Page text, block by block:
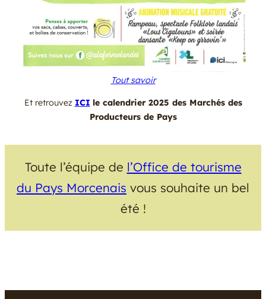
Tout savoir
Et retrouvez ICI le calendrier 2025 des Marchés des
Producteurs de Pays
Toute l’équipe de l’Office de tourisme
du Pays Morcenais vous souhaite un bel
été !